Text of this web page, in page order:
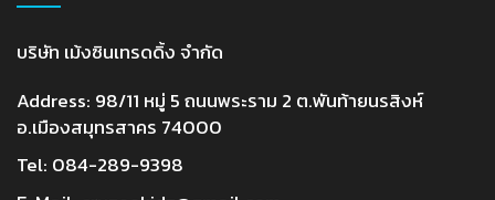
บริษัท เม้งซินเทรดดิ้ง จำกัด
Address: 98/11 หมู่ 5 ถนนพระราม 2 ต.พันท้ายนรสิงห์
อ.เมืองสมุทรสาคร 74000
Tel: 084-289-9398